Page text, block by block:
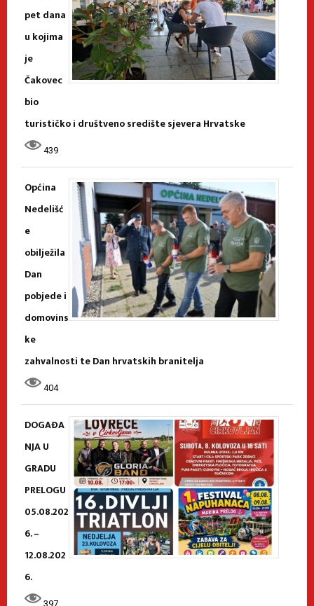
pet dana
u kojima
je
Čakovec
bio
turističko i društveno središte sjevera Hrvatske
439
Općina
Nedelišć
e
obilježila
Dan
pobjede i
domovins
ke
zahvalnosti te Dan hrvatskih branitelja
404
DOGAĐA
NJA U
GRADU
PRELOGU
05.08.202
6. –
12.08.202
6.
397